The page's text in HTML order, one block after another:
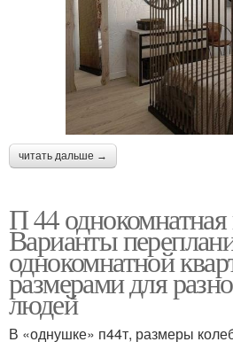
читать дальше →
П 44 однокомнатная
Варианты
однокомнатной
размерами для
людей
В «однушке» п44т, размеры